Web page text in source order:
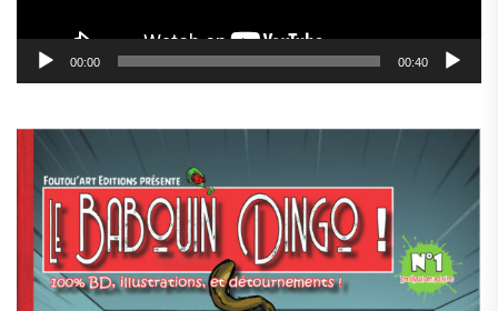
00:00 00:40